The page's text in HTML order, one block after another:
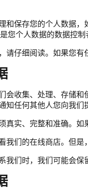
和保存您的个人数据
个人数据的数据控制
请仔细阅读。如果您有
会收集、处理、存储
知任何其他人您向我
真实、完整和准确。
我们的在线商店。但
我们时，我们可能会